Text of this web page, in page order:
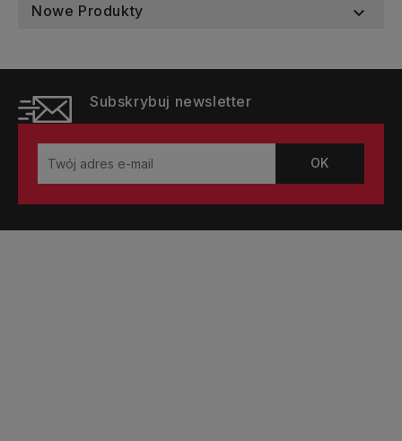
Nowe Produkty 
Subskrybuj newsletter